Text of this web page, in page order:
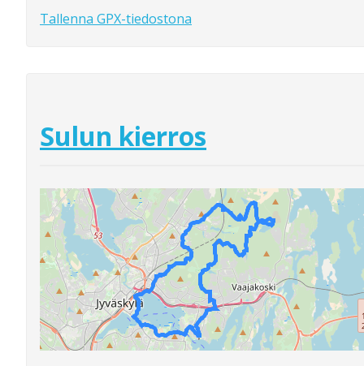
Tallenna GPX-tiedostona
Sulun kierros